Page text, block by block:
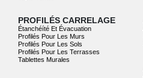
PROFILÉS CARRELAGE
Étanchéíté Et Évacuation
Profilés Pour Les Murs
Profilés Pour Les Sols
Profilés Pour Les Terrasses
Tablettes Murales